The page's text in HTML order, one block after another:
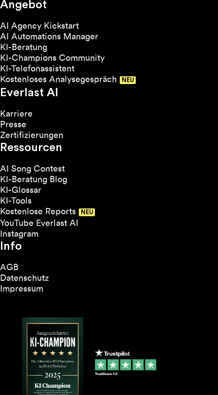
Angebot
AI Agency Kickstart
AI Automations Manager
KI-Beratung
KI-Champions Community
KI-Telefonassistent
Kostenloses Analysegespräch
Everlast AI
Karriere
Presse
Zertifizierungen
Ressourcen
AI Song Contest
KI-Beratung Blog
KI-Glossar
KI-Tools
Kostenlose Reports
YouTube Everlast AI
Instagram
Info
AGB
Datenschutz
Impressum